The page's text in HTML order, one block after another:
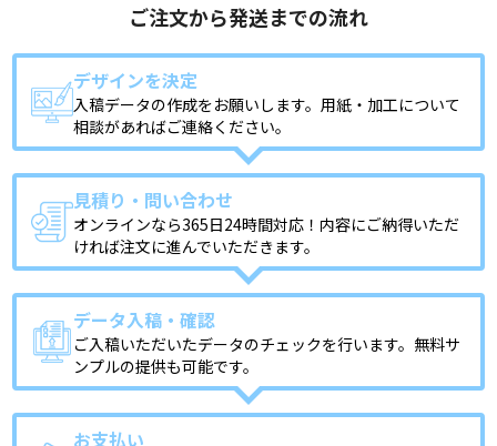
ご注文から発送までの流れ
デザインを決定
入稿データの作成をお願いします。用紙・加工について
相談があればご連絡ください。
見積り・問い合わせ
オンラインなら365日24時間対応！内容にご納得いただ
ければ注文に進んでいただきます。
データ入稿・確認
ご入稿いただいたデータのチェックを行います。無料サ
ンプルの提供も可能です。
お支払い